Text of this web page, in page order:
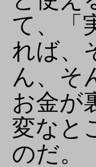
て、「
れば、
ん、そ
お金が
変なと
のだ。